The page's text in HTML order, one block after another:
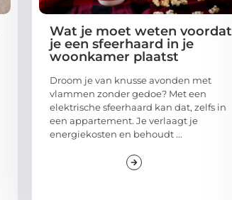
Wat je moet weten voordat
je een sfeerhaard in je
woonkamer plaatst
Droom je van knusse avonden met
vlammen zonder gedoe? Met een
elektrische sfeerhaard kan dat, zelfs in
een appartement. Je verlaagt je
energiekosten en behoudt ...